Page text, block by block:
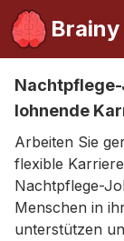
Nachtpflege-
lohnende
Arbeiten Sie
flexible
Nachtpflege-
Menschen in
unterstützen